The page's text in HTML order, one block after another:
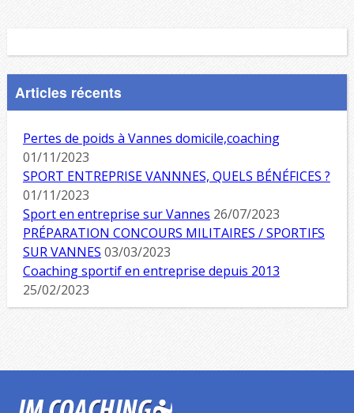
Articles récents
Pertes de poids à Vannes domicile,coaching
01/11/2023
SPORT ENTREPRISE VANNNES, QUELS BÉNÉFICES ?
01/11/2023
Sport en entreprise sur Vannes 26/07/2023
PRÉPARATION CONCOURS MILITAIRES / SPORTIFS
SUR VANNES 03/03/2023
Coaching sportif en entreprise depuis 2013
25/02/2023